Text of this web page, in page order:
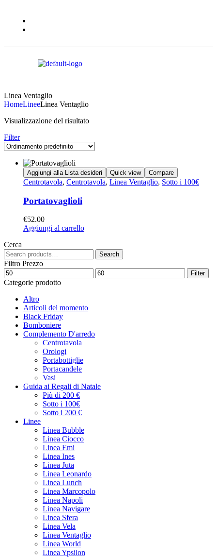
Linea Ventaglio
HomeLineeLinea Ventaglio
Visualizzazione del risultato
Filter
Aggiungi alla Lista desideri Quick view Compare
Centrotavola, Centrotavola, Linea Ventaglio, Sotto i 100€
Portatovaglioli
€52.00
Aggiungi al carrello
Cerca
Search
Filtro Prezzo
Filter
Categorie prodotto
Altro
Articoli del momento
Black Friday
Bomboniere
Complemento D'arredo
Centrotavola
Orologi
Portabottiglie
Portacandele
Vasi
Guida ai Regali di Natale
Più di 200 €
Sotto i 100€
Sotto i 200 €
Linee
Linea Bubble
Linea Ciocco
Linea Emi
Linea Ines
Linea Juta
Linea Leonardo
Linea Lunch
Linea Marcopolo
Linea Napoli
Linea Navigare
Linea Sfera
Linea Vela
Linea Ventaglio
Linea World
Linea Ypsilon